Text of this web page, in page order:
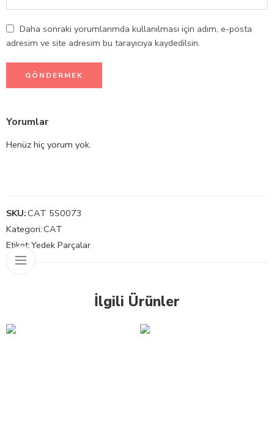
Daha sonraki yorumlarımda kullanılması için adım, e-posta
adresim ve site adresim bu tarayıcıya kaydedilsin.
Yorumlar
Henüz hiç yorum yok.
SKU:CAT 5S0073
Kategori:CAT
Etiket:Yedek Parçalar
İlgili Ürünler